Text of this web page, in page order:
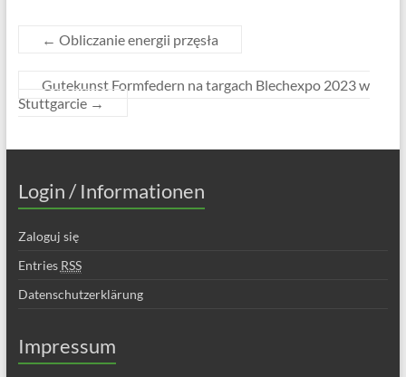
← Obliczanie energii przęsła
Gutekunst Formfedern na targach Blechexpo 2023 w
Stuttgarcie →
Login / Informationen
Zaloguj się
Entries RSS
Datenschutzerklärung
Impressum